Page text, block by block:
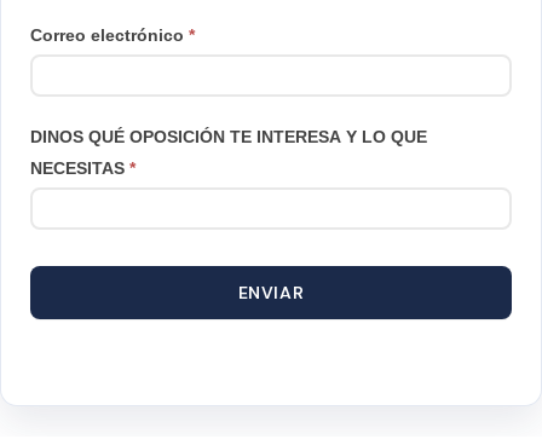
Correo electrónico *
DINOS QUÉ OPOSICIÓN TE INTERESA Y LO QUE
NECESITAS *
ENVIAR